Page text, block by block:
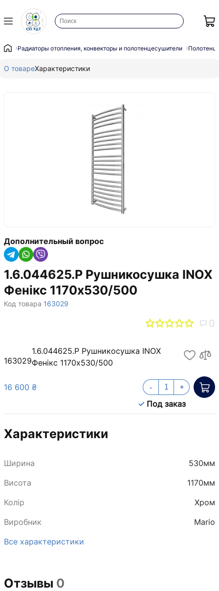
Радиаторы отопления, конвекторы и полотенцесушители
О товареХарактеристики
Дополнительный вопрос
1.6.044625.P Рушникосушка INOX
Фенікс 1170х530/500
Код товара 163029
0
163029
1.6.044625.P Рушникосушка INOX
Фенікс 1170х530/500
16 600 ₴
Под заказ
- +
Характеристики
Ширина
530мм
Висота
1170мм
Колір
Хром
Виробник
Mario
Все характеристики
Отзывы 0